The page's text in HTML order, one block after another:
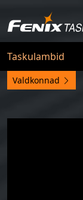
Taskulambid
Valdkonnad